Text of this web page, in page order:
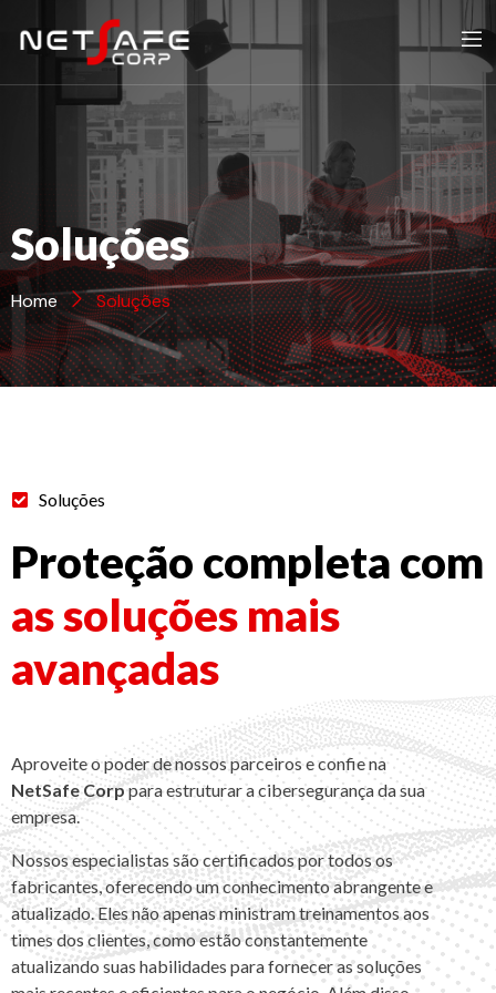
Soluções
Home Soluções
Soluções
Proteção completa com
as soluções mais
avançadas
Aproveite o poder de nossos parceiros e confie na
NetSafe Corppara estruturar a cibersegurança da sua
empresa.
Nossos especialistas são certificados por todos os
fabricantes, oferecendo um conhecimento abrangente e
atualizado. Eles não apenas ministram treinamentos aos
times dos clientes, como estão constantemente
atualizando suas habilidades para fornecer as soluções